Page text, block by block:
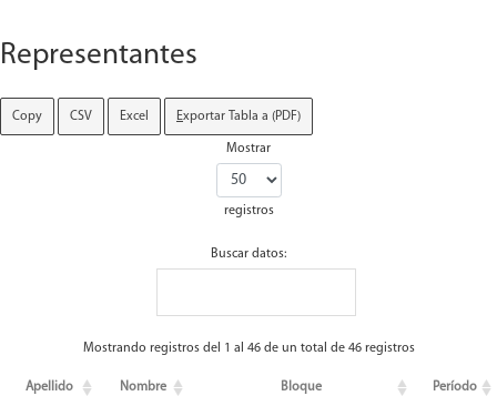
Representantes
Copy CSV Excel Exportar Tabla a (PDF)
Mostrar
registros
Buscar datos:
Mostrando registros del 1 al 46 de un total de 46 registros
Apellido Nombre Bloque Período